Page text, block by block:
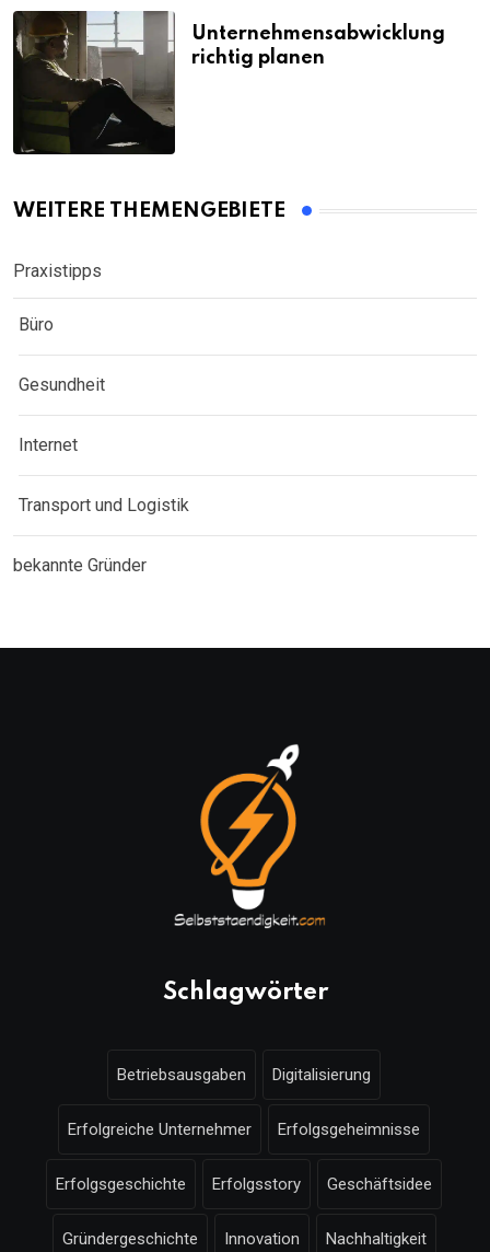
Unternehmensabwicklung
richtig planen
WEITERE THEMENGEBIETE
Praxistipps
Büro
Gesundheit
Internet
Transport und Logistik
bekannte Gründer
Schlagwörter
Betriebsausgaben Digitalisierung
Erfolgreiche Unternehmer Erfolgsgeheimnisse
Erfolgsgeschichte Erfolgsstory Geschäftsidee
Gründergeschichte Innovation Nachhaltigkeit